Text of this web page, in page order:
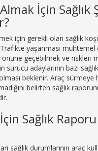
İçin Sağlık
için gerekli olan sağlık
yaşanması muhtemel
geçebilmek ve riskleri
sürücü adaylarının bazı
beklenir. Araç sürmeye
belirten sağlık
Sağlık
sağlık durumlarının araç